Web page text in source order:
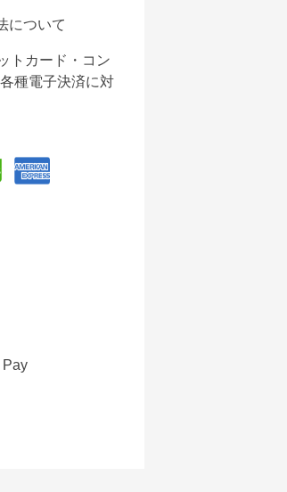
について
トカード・コン
種電子決済に対
Pay